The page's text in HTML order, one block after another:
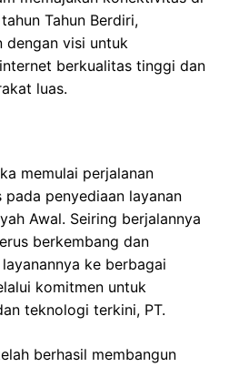
Tahun Berdiri,
dengan visi untuk
berkualitas tinggi dan
luas.
memulai perjalanan
penyediaan layanan
Awal. Seiring berjalannya
berkembang dan
ke berbagai
komitmen untuk
teknologi terkini, PT.
berhasil membangun